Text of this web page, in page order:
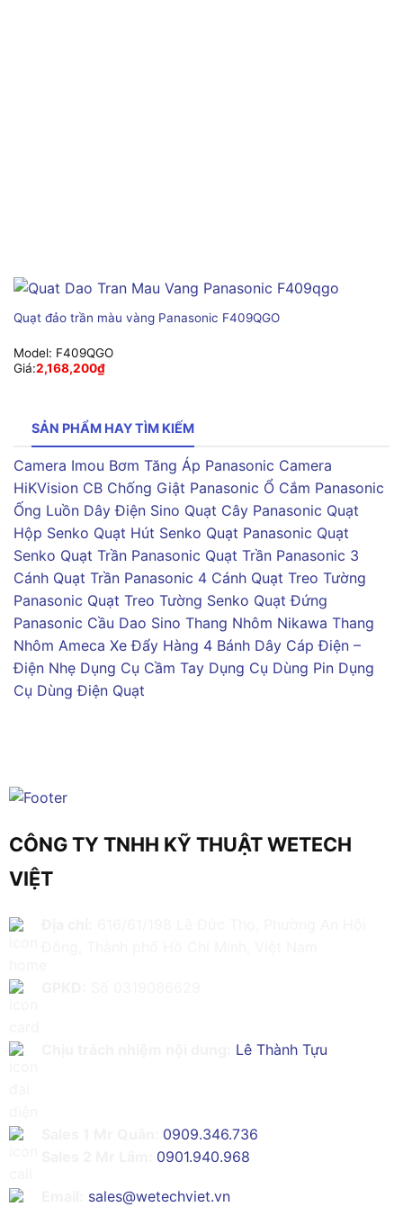
Quạt đảo trần màu vàng Panasonic F409QGO
Model: F409QGO
Giá:2,168,200₫
SẢN PHẨM HAY TÌM KIẾM
Camera Imou Bơm Tăng Áp Panasonic Camera
HiKVision CB Chống Giật Panasonic Ổ Cắm Panasonic
Ống Luồn Dây Điện Sino Quạt Cây Panasonic Quạt
Hộp Senko Quạt Hút Senko Quạt Panasonic Quạt
Senko Quạt Trần Panasonic Quạt Trần Panasonic 3
Cánh Quạt Trần Panasonic 4 Cánh Quạt Treo Tường
Panasonic Quạt Treo Tường Senko Quạt Đứng
Panasonic Cầu Dao Sino Thang Nhôm Nikawa Thang
Nhôm Ameca Xe Đẩy Hàng 4 Bánh Dây Cáp Điện –
Điện Nhẹ Dụng Cụ Cầm Tay Dụng Cụ Dùng Pin Dụng
Cụ Dùng Điện Quạt
CÔNG TY TNHH KỸ THUẬT WETECH
VIỆT
Lê Thành Tựu
0909.346.736
0901.940.968
sales@wetechviet.vn